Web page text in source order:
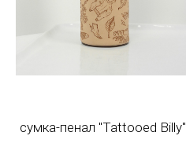
сумка-пенал "Tattooed Billy"